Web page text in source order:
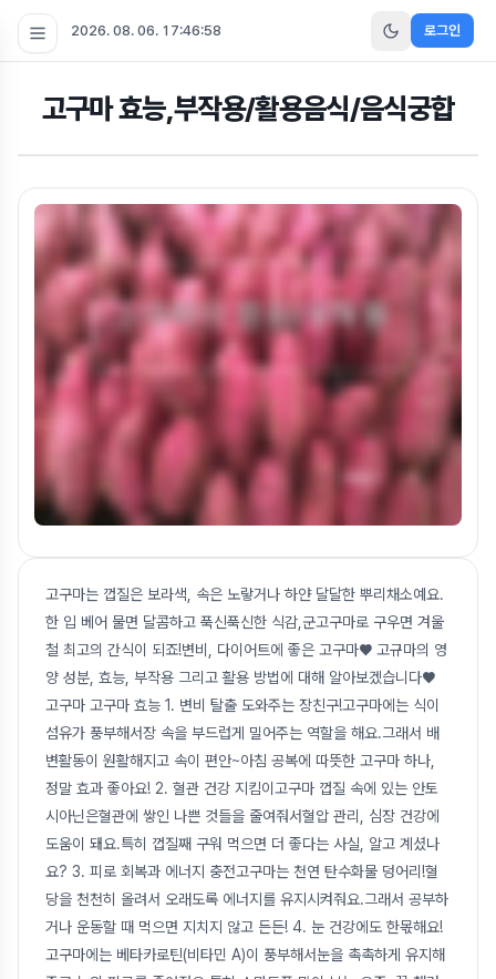
2026. 08. 06. 17:46:59 로그인
고구마 효능,부작용/활용음식/음식궁합
고구마는 껍질은 보라색, 속은 노랗거나 하얀 달달한 뿌리채소예요.
한 입 베어 물면 달콤하고 푹신푹신한 식감,군고구마로 구우면 겨울
철 최고의 간식이 되죠!변비, 다이어트에 좋은 고구마♥ 고규마의 영
양 성분, 효능, 부작용 그리고 활용 방법에 대해 알아보겠습니다♥
고구마 고구마 효능 1. 변비 탈출 도와주는 장친구!고구마에는 식이
섬유가 풍부해서장 속을 부드럽게 밀어주는 역할을 해요.그래서 배
변활동이 원활해지고 속이 편안~아침 공복에 따뜻한 고구마 하나,
정말 효과 좋아요! 2. 혈관 건강 지킴이고구마 껍질 속에 있는 안토
시아닌은혈관에 쌓인 나쁜 것들을 줄여줘서혈압 관리, 심장 건강에
도움이 돼요.특히 껍질째 구워 먹으면 더 좋다는 사실, 알고 계셨나
요? 3. 피로 회복과 에너지 충전고구마는 천연 탄수화물 덩어리!혈
당을 천천히 올려서 오래도록 에너지를 유지시켜줘요.그래서 공부하
거나 운동할 때 먹으면 지치지 않고 든든! 4. 눈 건강에도 한몫해요!
고구마에는 베타카로틴(비타민 A)이 풍부해서눈을 촉촉하게 유지해